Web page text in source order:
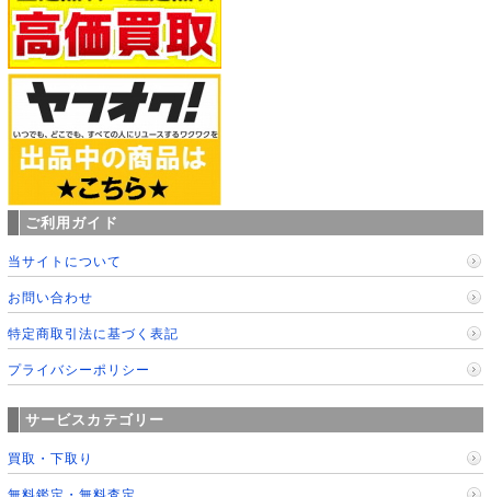
ご利用ガイド
当サイトについて
お問い合わせ
特定商取引法に基づく表記
プライバシーポリシー
サービスカテゴリー
買取・下取り
無料鑑定・無料査定